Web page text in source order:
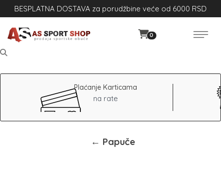
BESPLATNA DOSTAVA za porudžbine veće od 6000 RSD
0
Plaćanje Karticama
na rate
← Papuče